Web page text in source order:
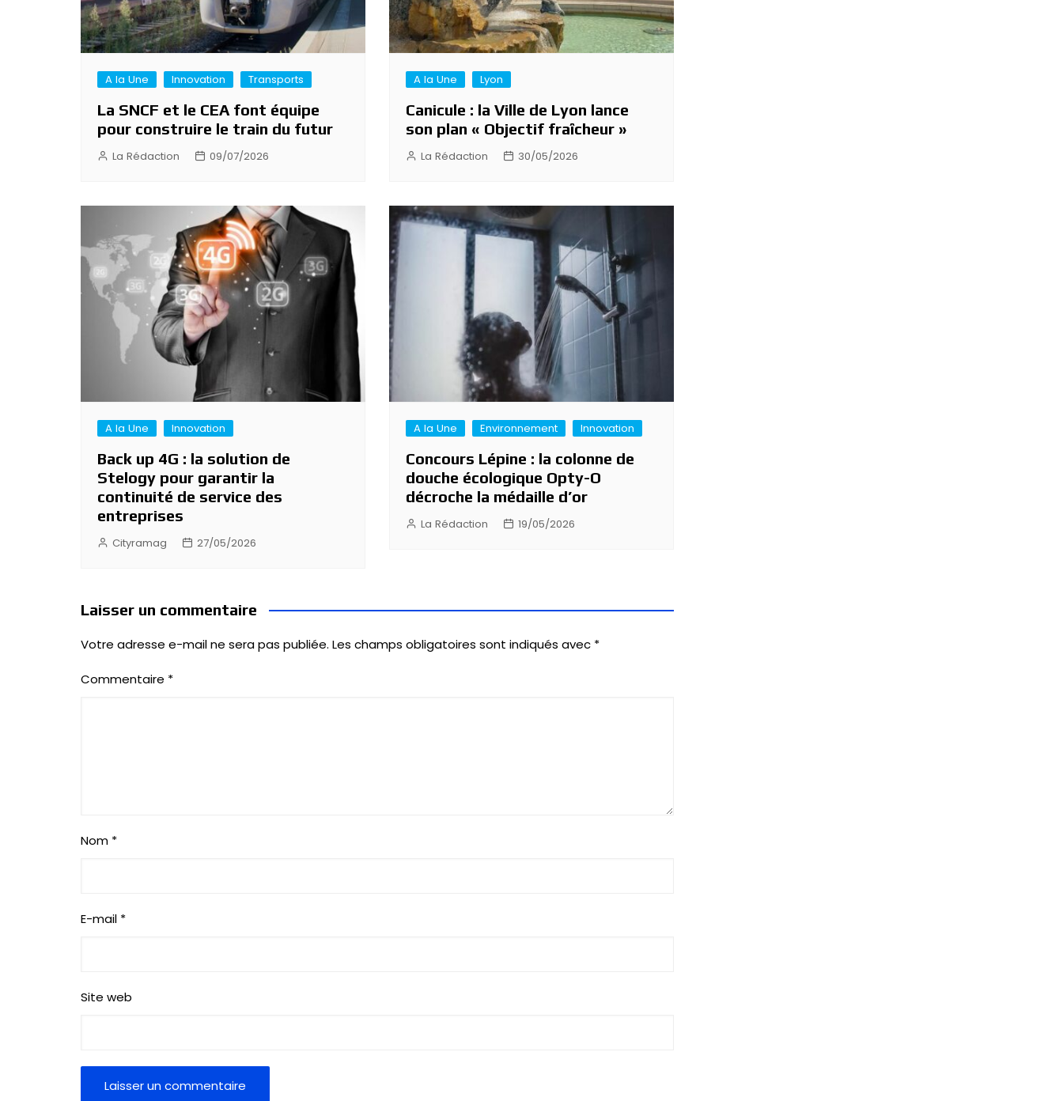
A la Une Innovation Transports
La SNCF et le CEA font équipe
pour construire le train du futur
La Rédaction 09/07/2026
A la Une Lyon
Canicule : la Ville de Lyon lance
son plan « Objectif fraîcheur »
La Rédaction 30/05/2026
A la Une Innovation
Back up 4G : la solution de
Stelogy pour garantir la
continuité de service des
entreprises
Cityramag 27/05/2026
A la Une Environnement Innovation
Concours Lépine : la colonne de
douche écologique Opty-O
décroche la médaille d’or
La Rédaction 19/05/2026
Laisser un commentaire
Votre adresse e-mail ne sera pas publiée. Les champs obligatoires sont indiqués avec *
Commentaire *
Nom *
E-mail *
Site web